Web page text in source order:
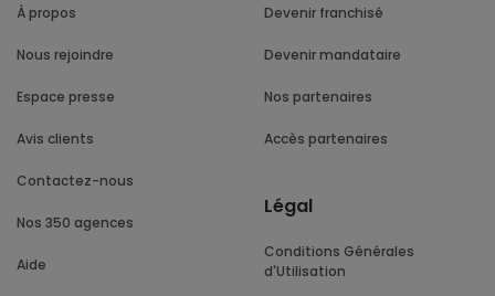
À propos
Nous rejoindre
Espace presse
Avis clients
Contactez-nous
Nos 350 agences
Aide
Devenir franchisé
Devenir mandataire
Nos partenaires
Accès partenaires
Légal
Conditions Générales
d'Utilisation